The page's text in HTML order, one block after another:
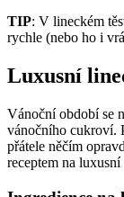
TIP: V lineckém
rychle (nebo ho i
Luxusní
Vánoční období se
vánočního cukroví.
přátele něčím
receptem na